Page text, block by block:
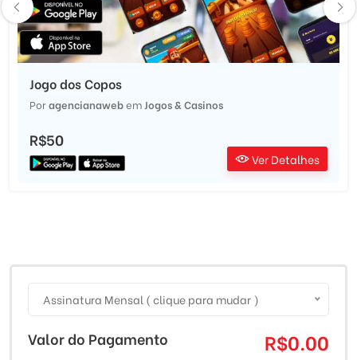
Jogo dos Copos
Poragencianawebem Jogos & Casinos
R$50
Ver Detalhes
Assinatura Mensal ( clique para mudar )
Valor do Pagamento R$0.00